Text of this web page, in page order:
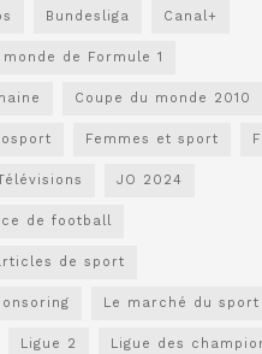
Bundesliga Canal+
de Formule 1
Coupe du monde 2010
Femmes et sport
JO 2024
de football
de sport
Le marché du sport
Ligue 2 Ligue des